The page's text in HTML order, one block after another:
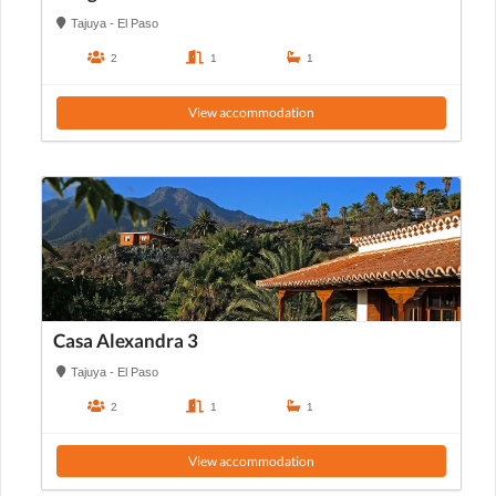
Tajuya - El Paso
2 1 1
View accommodation
Casa Alexandra 3
Tajuya - El Paso
2 1 1
View accommodation